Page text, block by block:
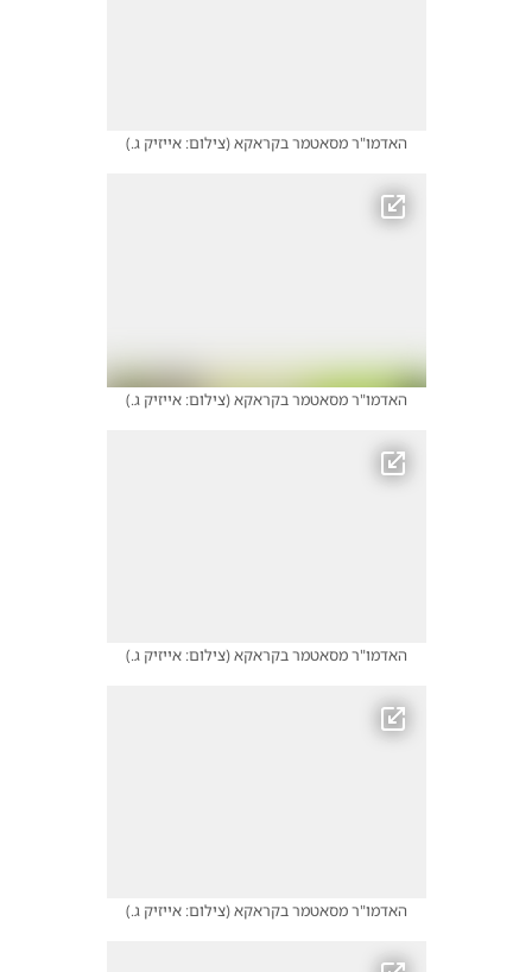
האדמו"ר מסאטמר בקראקא(צילום: אייזיק ג.)
האדמו"ר מסאטמר בקראקא(צילום: אייזיק ג.)
האדמו"ר מסאטמר בקראקא(צילום: אייזיק ג.)
האדמו"ר מסאטמר בקראקא(צילום: אייזיק ג.)